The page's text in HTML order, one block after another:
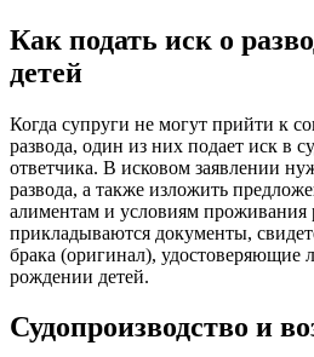
Как подать иск о
детей
Когда супруги не могут прийти к
развода, один из них подает иск в
ответчика. В исковом заявлении
развода, а также изложить
алиментам и условиям проживания
прикладываются документы,
брака (оригинал), удостоверяющие
рождении детей.
Судопроизводство и